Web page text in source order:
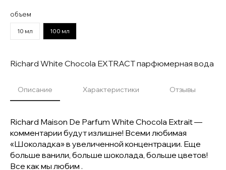
объем
10 мл 100 мл
Richard White Chocola EXTRACT парфюмерная вода
Описание Характеристики Отзывы
Richard Maison De Parfum White Chocola Extrait —
комментарии будут излишне! Всеми любимая
«Шоколадка» в увеличенной концентрации. Еще
больше ванили, больше шоколада, больше цветов!
Все как мы любим .